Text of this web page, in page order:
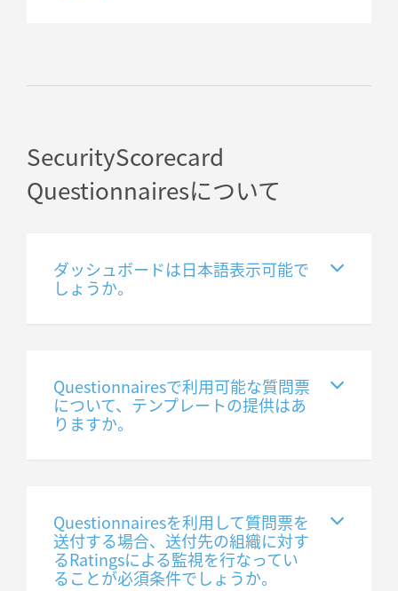
SecurityScorecard
Questionnairesについて
ダッシュボードは日本語表示可能で
しょうか。
Questionnairesで利用可能な質問票
について、テンプレートの提供はあ
りますか。
Questionnairesを利用して質問票を
送付する場合、送付先の組織に対す
るRatingsによる監視を行なってい
ることが必須条件でしょうか。